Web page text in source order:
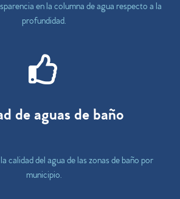
en la columna de agua respecto a la
profundidad.
de aguas de baño
calidad del agua de las zonas de baño por
municipio.